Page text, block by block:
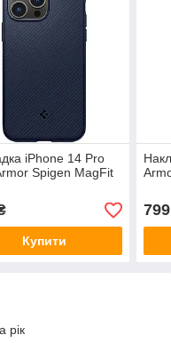
iPhone 14 Pro
Spigen MagFit
Купити
799
рік